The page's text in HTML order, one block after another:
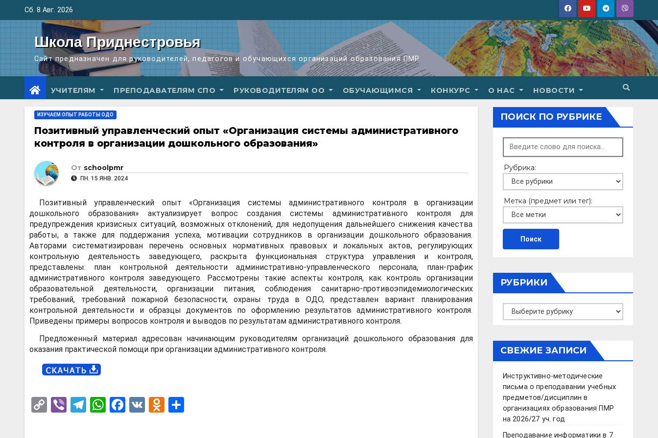
содержимому
Сб. 8 Авг. 2026
Школа Приднестровья
Сайт предназначен для руководителей, педагогов и обучающихся организаций образования ПМР
УЧИТЕЛЯМ ПРЕПОДАВАТЕЛЯМ СПО РУКОВОДИТЕЛЯМ ОО ОБУЧАЮЩИМСЯ КОНКУРС О НАС НОВОСТИ
ИЗУЧАЕМ ОПЫТ РАБОТЫ ОДО
Позитивный управленческий опыт «Организация системы административного
контроля в организации дошкольного образования»
От schoolpmr
ПН. 15 ЯНВ. 2024
Позитивный управленческий опыт «Организация системы административного контроля в организации
дошкольного образования» актуализирует вопрос создания системы административного контроля для
предупреждения кризисных ситуаций, возможных отклонений, для недопущения дальнейшего снижения качества
работы, а также для поддержания успеха, мотивации сотрудников в организации дошкольного образования.
Авторами систематизирован перечень основных нормативных правовых и локальных актов, регулирующих
контрольную деятельность заведующего, раскрыта функциональная структура управления и контроля,
представлены: план контрольной деятельности административно-управленческого персонала, план-график
административного контроля заведующего. Рассмотрены такие аспекты контроля, как контроль организации
образовательной деятельности, организации питания, соблюдения санитарно-противоэпидемиологических
требований, требований пожарной безопасности, охраны труда в ОДО, представлен вариант планирования
контрольной деятельности и образцы документов по оформлению результатов административного контроля.
Приведены примеры вопросов контроля и выводов по результатам административного контроля.
Предложенный материал адресован начинающим руководителям организаций дошкольного образования для
оказания практической помощи при организации административного контроля.
C
Vi T
W F
V
O
ПОИСК ПО РУБРИКЕ
Рубрика:
Метка (предмет или тег):
РУБРИКИ
Рубрики
СВЕЖИЕ ЗАПИСИ
Инструктивно-методические
письма о преподавании учебных
предметов/дисциплин в
организациях образования ПМР
на 2026/27 уч. год
Преподавание информатики в 7